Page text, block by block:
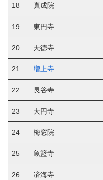
18 真成院
19 東円寺
20 天徳寺
21 増上寺
22 長谷寺
23 大円寺
24 梅窓院
25 魚籃寺
26 済海寺